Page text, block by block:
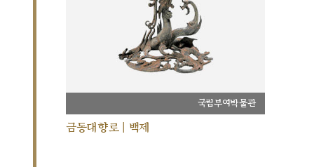
국립부여박물관
금동대향로 | 백제